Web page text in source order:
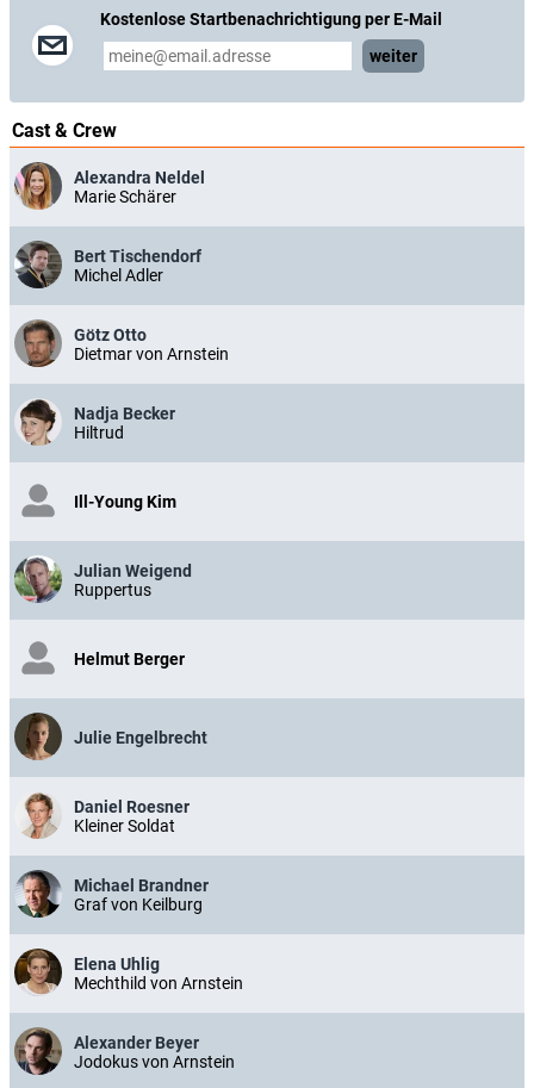
Kostenlose Startbenachrichtigung per E-Mail
weiter
Cast & Crew
Alexandra Neldel
Marie Schärer
Bert Tischendorf
Michel Adler
Götz Otto
Dietmar von Arnstein
Nadja Becker
Hiltrud
Ill-Young Kim
Julian Weigend
Ruppertus
Helmut Berger
Julie Engelbrecht
Daniel Roesner
Kleiner Soldat
Michael Brandner
Graf von Keilburg
Elena Uhlig
Mechthild von Arnstein
Alexander Beyer
Jodokus von Arnstein